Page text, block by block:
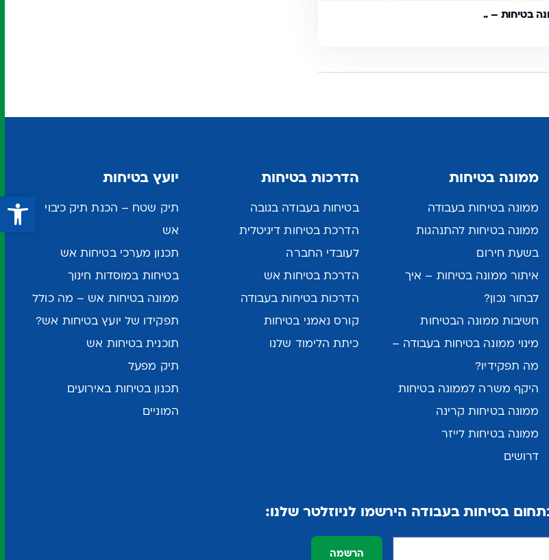
בטיחות – ..
ממונה בטיחות
ממונה בטיחות בעבודה
ממונה בטיחות להתנהגות
בשעת חירום
איתור ממונה בטיחות – איך
לבחור נכון?
חשיבות ממונה הבטיחות
מינוי ממונה בטיחות בעבודה –
מה תפקידיו?
היקף משרה לממונה בטיחות
ממונה בטיחות קרינה
ממונה בטיחות לייזר
דרושים
הדרכות בטיחות
בטיחות בעבודה בגובה
הדרכת בטיחות דיגיטלית
לעובדי החברה
הדרכת בטיחות אש
הדרכות בטיחות בעבודה
קורס נאמני בטיחות
כיתת הלימוד שלנו
יועץ בטיחות
תיק שטח – הכנת תיק כיבוי
אש
תכנון מערכי בטיחות אש
בטיחות במוסדות חינוך
ממונה בטיחות אש – מה כולל
תפקידו של יועץ בטיחות אש?
תוכנית בטיחות אש
תיק מפעל
תכנון בטיחות באירועים
המוניים
בטיחות בעבודה הירשמו לניוזלטר שלנו:
הרשמה
פתח סרגל נגישות